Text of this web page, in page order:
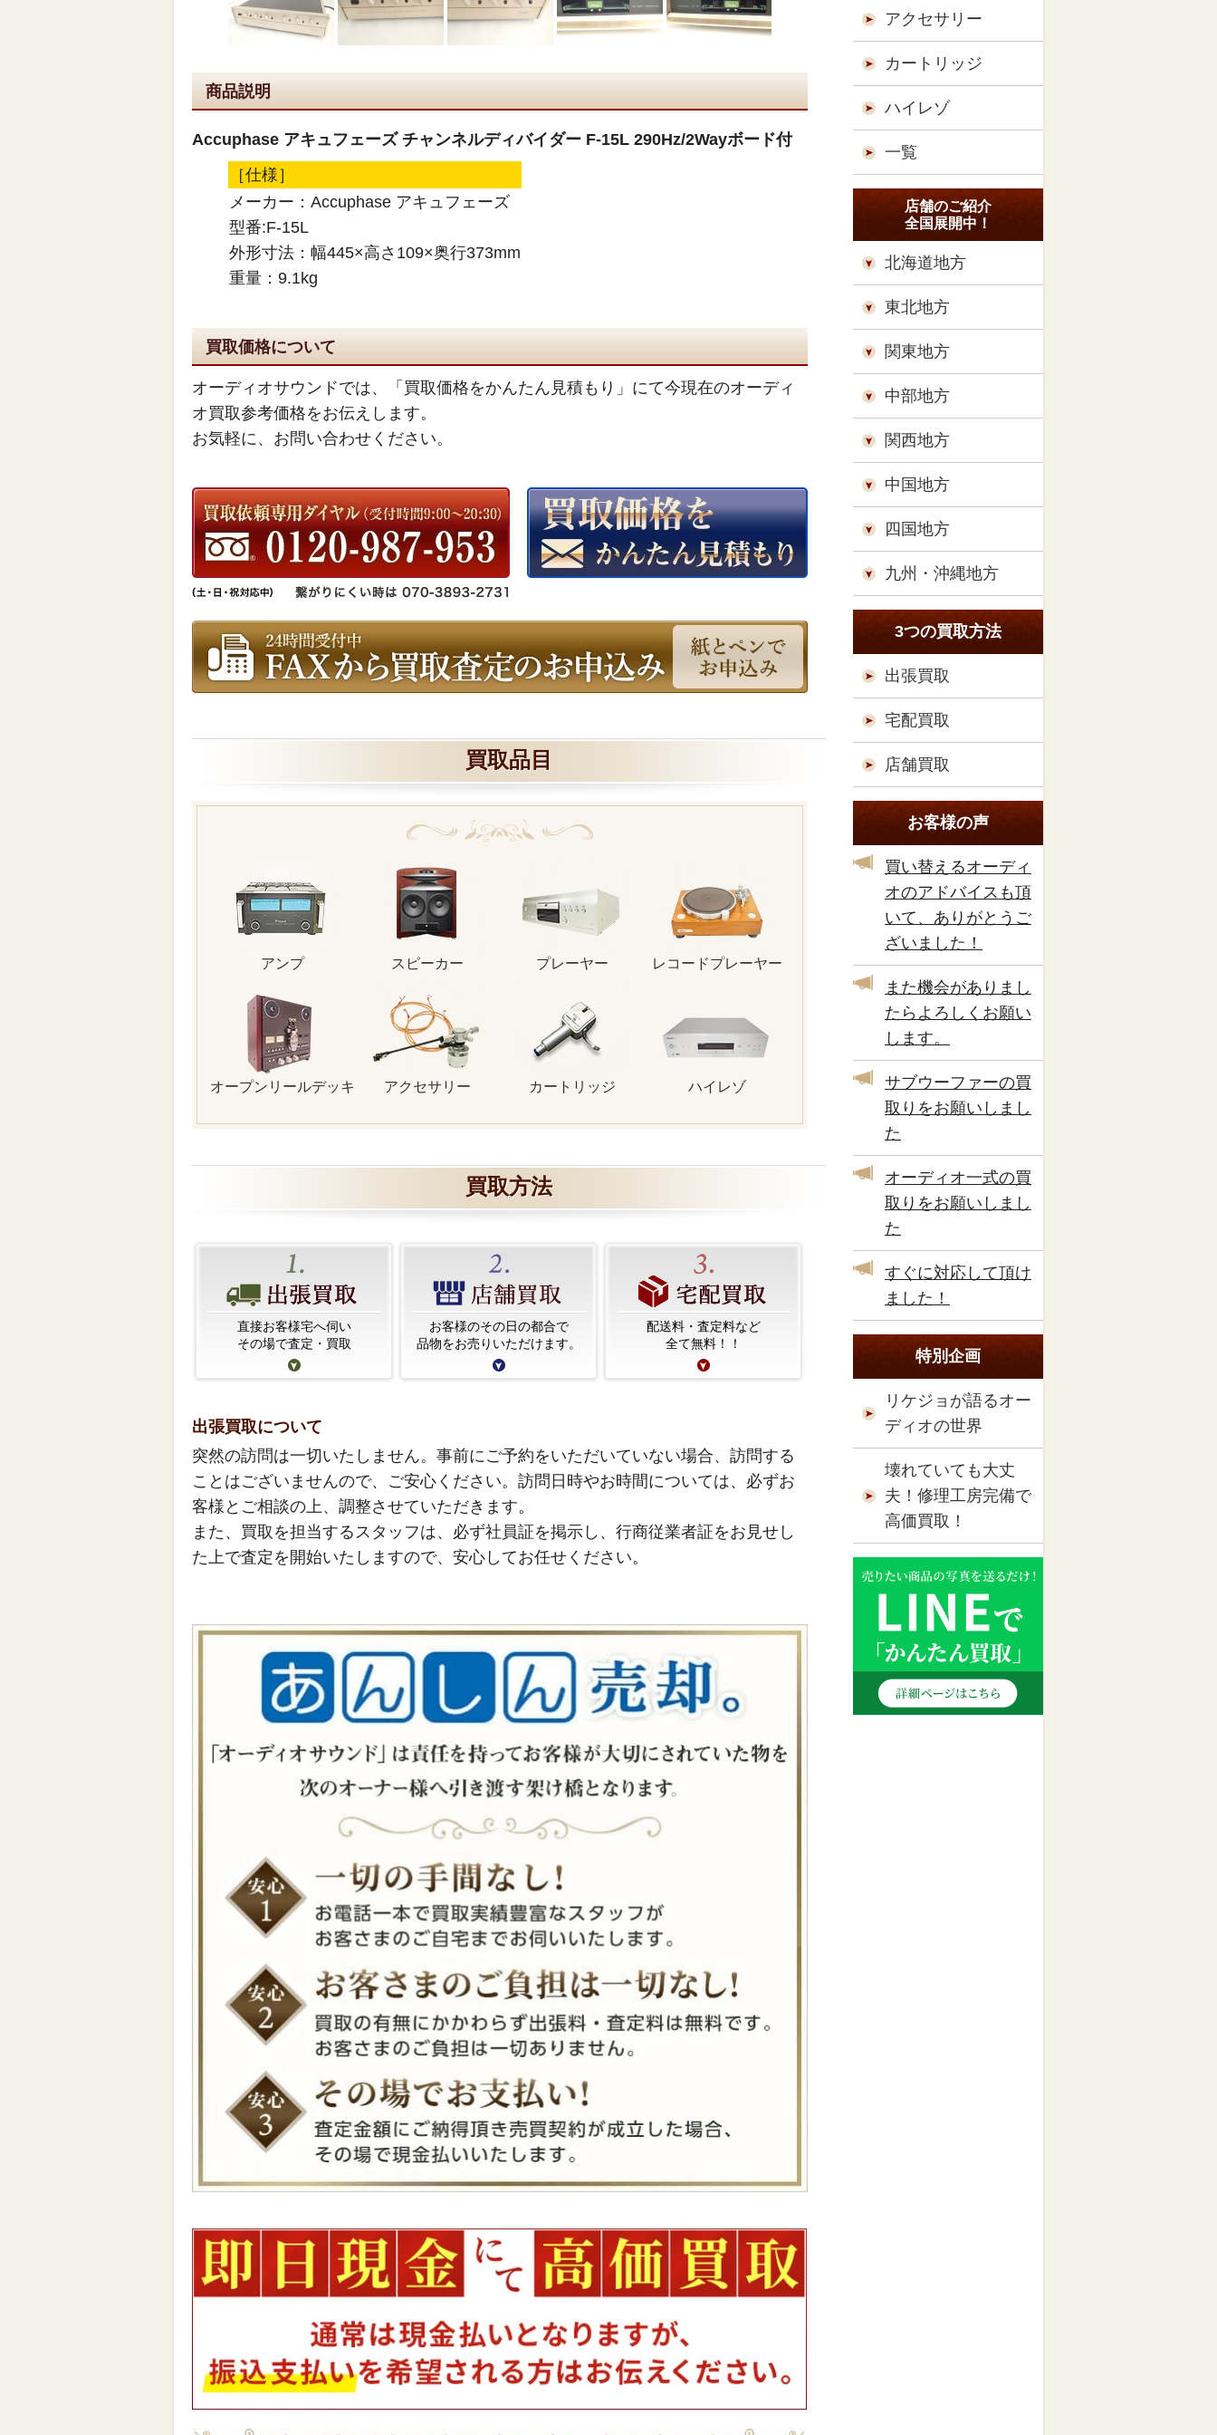
商品説明
Accuphase アキュフェーズ チャンネルディバイダー F-15L 290Hz/2Wayボード付
［仕様］
メーカー：Accuphase アキュフェーズ
型番:F-15L
外形寸法：幅445×高さ109×奥行373mm
重量：9.1kg
買取価格について
オーディオサウンドでは、「買取価格をかんたん見積もり」にて今現在のオーディ
オ買取参考価格をお伝えします。
お気軽に、お問い合わせください。
買取品目
アンプ スピーカー プレーヤー レコードプレーヤー
オープンリールデッキ アクセサリー カートリッジ ハイレゾ
買取方法
直接お客様宅へ伺い
その場で査定・買取
お客様のその日の都合で
品物をお売りいただけます。
配送料・査定料など
全て無料！！
出張買取について
突然の訪問は一切いたしません。事前にご予約をいただいていない場合、訪問する
ことはございませんので、ご安心ください。訪問日時やお時間については、必ずお
客様とご相談の上、調整させていただきます。
また、買取を担当するスタッフは、必ず社員証を掲示し、行商従業者証をお見せし
た上で査定を開始いたしますので、安心してお任せください。
アクセサリー
カートリッジ
ハイレゾ
一覧
店舗のご紹介
全国展開中！
北海道地方
東北地方
関東地方
中部地方
関西地方
中国地方
四国地方
九州・沖縄地方
3つの買取方法
出張買取
宅配買取
店舗買取
お客様の声
買い替えるオーディ
オのアドバイスも頂
いて、ありがとうご
ざいました！
また機会がありまし
たらよろしくお願い
します。
サブウーファーの買
取りをお願いしまし
た
オーディオ一式の買
取りをお願いしまし
た
すぐに対応して頂け
ました！
特別企画
リケジョが語るオー
ディオの世界
壊れていても大丈
夫！修理工房完備で
高価買取！